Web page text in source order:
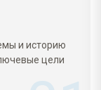
и историю
цели